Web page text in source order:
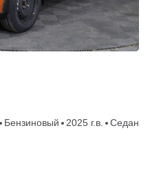
Бензиновый 2025 г.в. Седан